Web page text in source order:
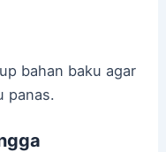
bahan baku agar
panas.